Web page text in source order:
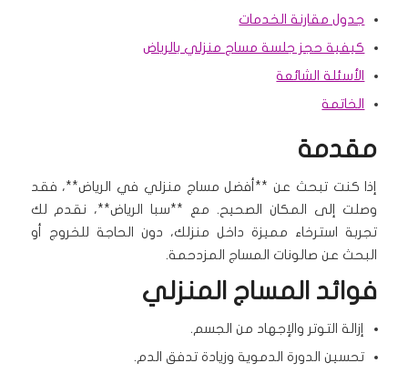
جدول مقارنة الخدمات
كيفية حجز جلسة مساج منزلي بالرياض
الأسئلة الشائعة
الخاتمة
مقدمة
إذا كنت تبحث عن **أفضل مساج منزلي في الرياض**، فقد
وصلت إلى المكان الصحيح. مع **سبا الرياض**، نقدم لك
تجربة استرخاء مميزة داخل منزلك، دون الحاجة للخروج أو
البحث عن صالونات المساج المزدحمة.
فوائد المساج المنزلي
إزالة التوتر والإجهاد من الجسم.
تحسين الدورة الدموية وزيادة تدفق الدم.